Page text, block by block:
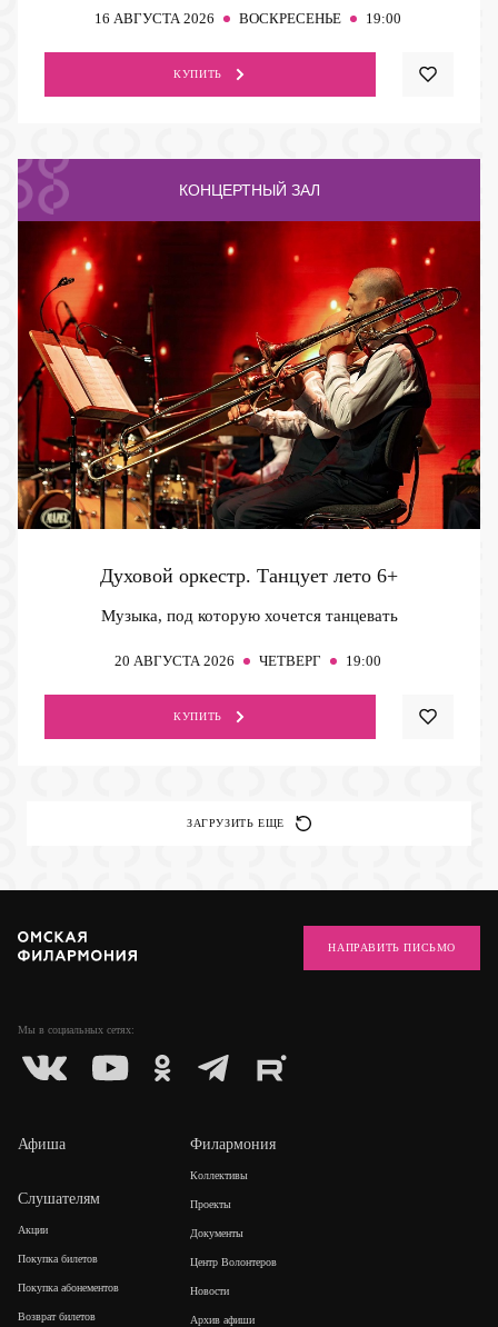
16 АВГУСТА 2026 ВОСКРЕСЕНЬЕ 19:00
КУПИТЬ
КОНЦЕРТНЫЙ ЗАЛ
Духовой оркестр. Танцует лето 6+
Музыка, под которую хочется танцевать
20 АВГУСТА 2026 ЧЕТВЕРГ 19:00
КУПИТЬ
ЗАГРУЗИТЬ ЕЩЕ
Мы в социальных сетях:
НАПРАВИТЬ ПИСЬМО
Афиша
Слушателям
Акции
Покупка билетов
Покупка абонементов
Возврат билетов
Филармония
Коллективы
Проекты
Документы
Центр Волонтеров
Новости
Архив афиши